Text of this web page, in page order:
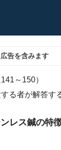
告を含みます
～150）
る者が解答す
レス鍼の特徴